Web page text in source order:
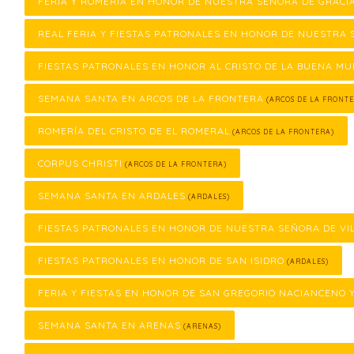
REAL FERIA Y FIESTAS PATRONALES EN HONOR DE NUESTRA
FIESTAS PATRONALES EN HONOR AL CRISTO DE LA BUENA
SEMANA SANTA EN ARCOS DE LA FRONTERA (ARCOS DE LA
ROMERÍA DEL CRISTO DE EL ROMERAL (ARCOS DE LA FRONTERA)
CORPUS CHRISTI (ARCOS DE LA FRONTERA)
SEMANA SANTA EN ARDALES (ARDALES)
FIESTAS PATRONALES EN HONOR DE NUESTRA SEÑORA DE
FIESTAS PATRONALES EN HONOR DE SAN ISIDRO (ARDALES)
FERIA Y FIESTAS EN HONOR DE SAN GREGORIO NACIANCENO
SEMANA SANTA EN ARENAS (ARENAS)